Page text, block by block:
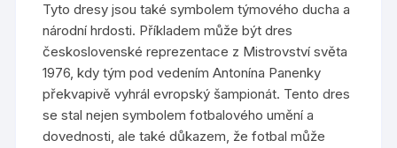
Tyto dresy jsou také symbolem týmového ducha a
národní hrdosti. Příkladem může být dres
československé reprezentace z Mistrovství světa
1976, kdy tým pod vedením Antonína Panenky
překvapivě vyhrál evropský šampionát. Tento dres
se stal nejen symbolem fotbalového umění a
dovednosti, ale také důkazem, že fotbal může